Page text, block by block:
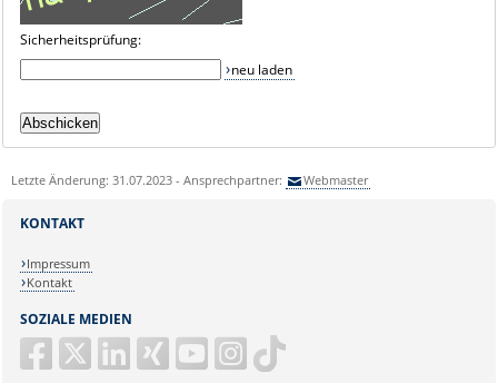
Sicherheitsprüfung:
neu laden
Letzte Änderung: 31.07.2023 - Ansprechpartner: Webmaster
SOZIALE MEDIEN
KONTAKT
Impressum
Kontakt